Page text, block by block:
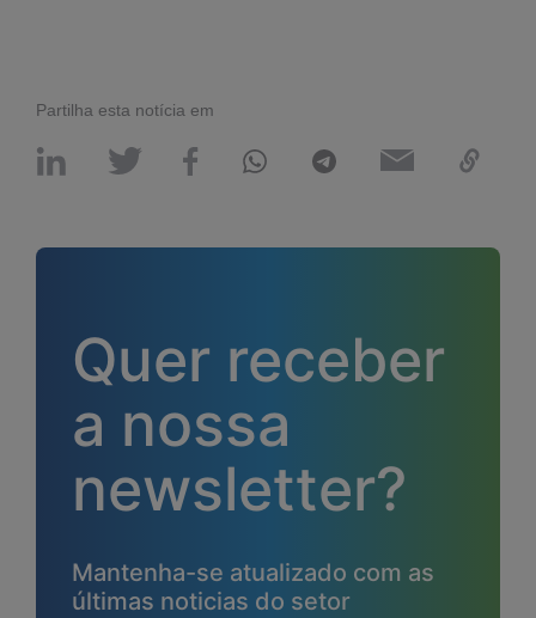
Partilha esta notícia em
Quer receber
a nossa
newsletter?
Mantenha-se atualizado com as
últimas noticias do setor